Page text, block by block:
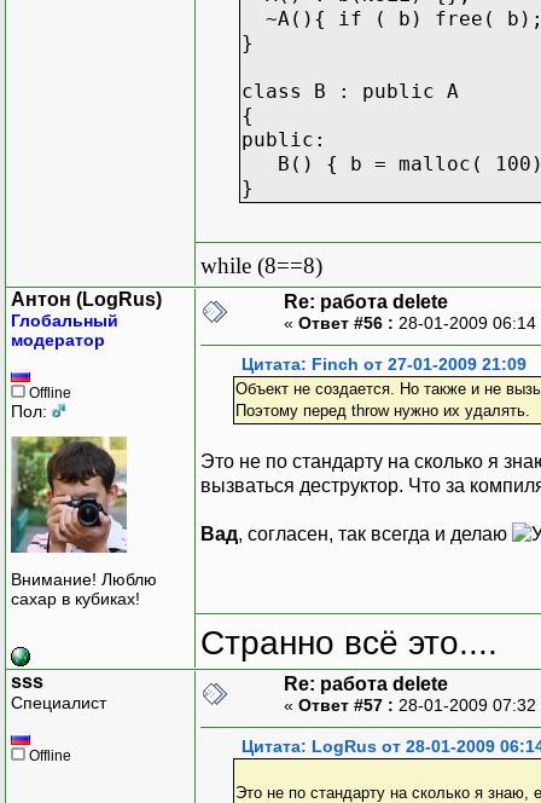
~A(){ if ( b) free(
}
class B : public A
{
public:
B() { b = malloc(
}
while (8==8)
Антон (LogRus)
Глобальный
модератор
Offline
Пол:
Внимание! Люблю
сахар в кубиках!
Re: работа delete
« Ответ #56 : 28-01-2009
Цитата: Finch от 27-01-2009 21:09
Объект не создается. Но также и не
Поэтому перед throw нужно их удалять.
Это не по стандарту на сколько я
вызваться деструктор. Что за
Вад, согласен, так всегда и делаю
Странно всё это....
sss
Специалист
Offline
Re: работа delete
« Ответ #57 : 28-01-2009
Цитата: LogRus от 28-01-2009
Это не по стандарту на сколько я знаю,